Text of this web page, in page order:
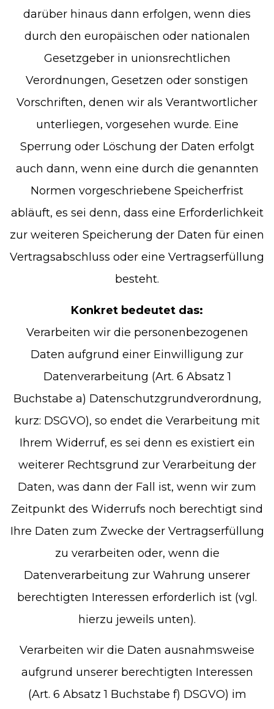
darüber hinaus dann erfolgen, wenn dies
durch den europäischen oder nationalen
Gesetzgeber in unionsrechtlichen
Verordnungen, Gesetzen oder sonstigen
Vorschriften, denen wir als Verantwortlicher
unterliegen, vorgesehen wurde. Eine
Sperrung oder Löschung der Daten erfolgt
auch dann, wenn eine durch die genannten
Normen vorgeschriebene Speicherfrist
abläuft, es sei denn, dass eine Erforderlichkeit
zur weiteren Speicherung der Daten für einen
Vertragsabschluss oder eine Vertragserfüllung
besteht.
Konkret bedeutet das:
Verarbeiten wir die personenbezogenen
Daten aufgrund einer Einwilligung zur
Datenverarbeitung (Art. 6 Absatz 1
Buchstabe a) Datenschutzgrundverordnung,
kurz: DSGVO), so endet die Verarbeitung mit
Ihrem Widerruf, es sei denn es existiert ein
weiterer Rechtsgrund zur Verarbeitung der
Daten, was dann der Fall ist, wenn wir zum
Zeitpunkt des Widerrufs noch berechtigt sind
Ihre Daten zum Zwecke der Vertragserfüllung
zu verarbeiten oder, wenn die
Datenverarbeitung zur Wahrung unserer
berechtigten Interessen erforderlich ist (vgl.
hierzu jeweils unten).
Verarbeiten wir die Daten ausnahmsweise
aufgrund unserer berechtigten Interessen
(Art. 6 Absatz 1 Buchstabe f) DSGVO) im